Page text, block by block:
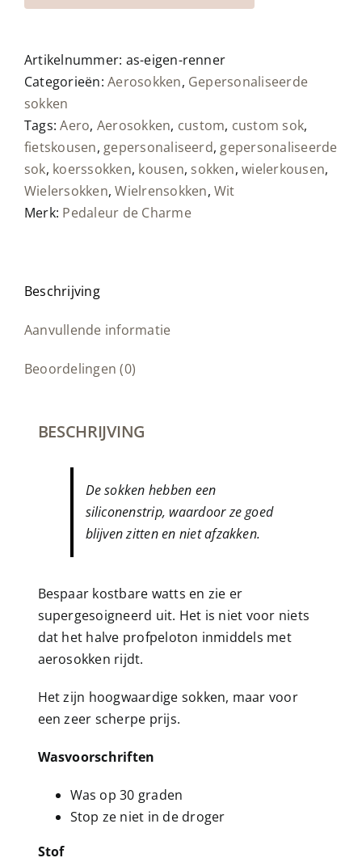
illustratie
je
eigen
aantal
Artikelnummer: as-eigen-renner
Categorieën:Aerosokken, Gepersonaliseerde
sokken
Tags:Aero, Aerosokken, custom, custom sok,
fietskousen, gepersonaliseerd, gepersonaliseerde
sok, koerssokken, kousen, sokken,wielerkousen,
Wielersokken,Wielrensokken, Wit
Merk: Pedaleur de Charme
Beschrijving
Aanvullende informatie
Beoordelingen (0)
BESCHRIJVING
De sokken hebben een
siliconenstrip, waardoor ze goed
blijven zitten en niet afzakken.
Bespaar kostbare watts en zie er
supergesoigneerd uit. Het is niet voor niets
dat het halve profpeloton inmiddels met
aerosokken rijdt.
Het zijn hoogwaardige sokken, maar voor
een zeer scherpe prijs.
Wasvoorschriften
Was op 30 graden
Stop ze niet in de droger
Stof